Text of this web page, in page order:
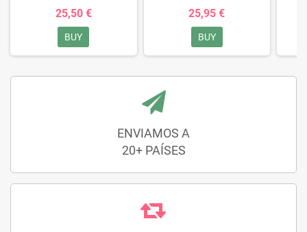
25,50 €
BUY
25,95 €
BUY
ENVIAMOS A
20+ PAÍSES